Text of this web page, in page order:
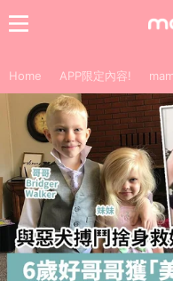
Home APP限定內容!